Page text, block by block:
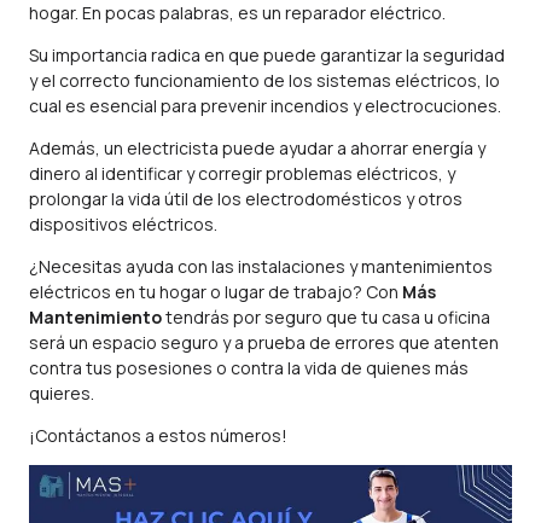
hogar. En pocas palabras, es un reparador eléctrico.
Su importancia radica en que puede garantizar la seguridad
y el correcto funcionamiento de los sistemas eléctricos, lo
cual es esencial para prevenir incendios y electrocuciones.
Además, un electricista puede ayudar a ahorrar energía y
dinero al identificar y corregirproblemas eléctricos, y
prolongar la vida útil de los electrodomésticos y otros
dispositivos eléctricos.
¿Necesitas ayuda con las instalaciones y mantenimientos
eléctricos en tu hogar o lugar de trabajo? Con Más
Mantenimientotendrás por seguro que tu casa u oficina
será un espacio seguro y a prueba de errores que atenten
contra tus posesiones o contra la vida de quienes más
quieres.
¡Contáctanos a estos números!